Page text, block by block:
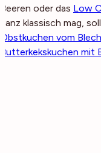
Beeren oder das Low
ganz klassisch mag,
Obstkuchen vom Blech
Butterkekskuchen mit